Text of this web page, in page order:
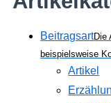
BeitragsartDie
beispielsweise
Artikel